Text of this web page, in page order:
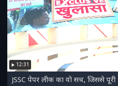
12:31
JSSC पेपर लीक का वो सच, जिससे